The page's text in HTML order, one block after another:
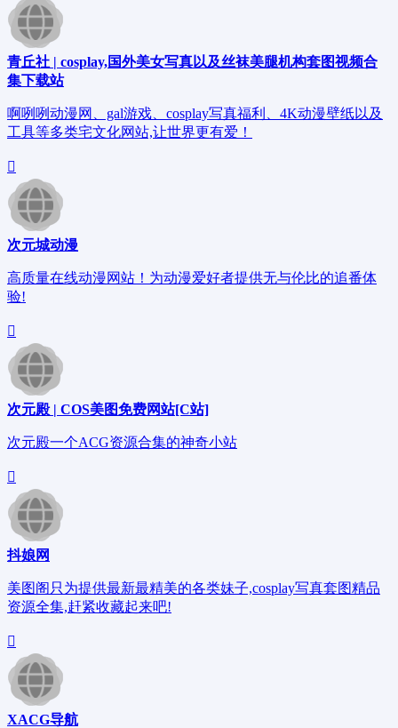
青丘社 | cosplay,国外美女写真以及丝袜美腿机构套图视频合
集下载站
啊咧咧动漫网、gal游戏、cosplay写真福利、4K动漫壁纸以及
工具等多类宅文化网站,让世界更有爱！
次元城动漫
高质量在线动漫网站！为动漫爱好者提供无与伦比的追番体
验!
次元殿 | COS美图免费网站[C站]
次元殿一个ACG资源合集的神奇小站
抖娘网
美图阁只为提供最新最精美的各类妹子,cosplay写真套图精品
资源全集,赶紧收藏起来吧!
XACG导航